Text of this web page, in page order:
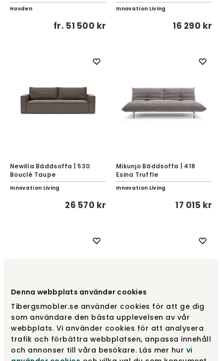
Denna webbplats använder cookies
Tibergsmobler.se använder cookies för att ge dig
som användare den bästa upplevelsen av vår
webbplats. Vi använder cookies för att analysera
trafik och förbättra webbplatsen, anpassa innehåll
och annonser till våra besökare. Läs mer hur vi
Hovden
fr. 51 500 kr
Innovation Living
16 290 kr
Newilla Bäddsoffa | 530
Bouclé Taupe
Innovation Living
26 570 kr
Mikunjo Bäddsoffa | 418
Esina Truffle
Innovation Living
17 015 kr
Aslak Bäddsoffa 120
Norum Bäddsoffa U-Form |
Curve Armstöd | 411 Esina
Cedar Brown